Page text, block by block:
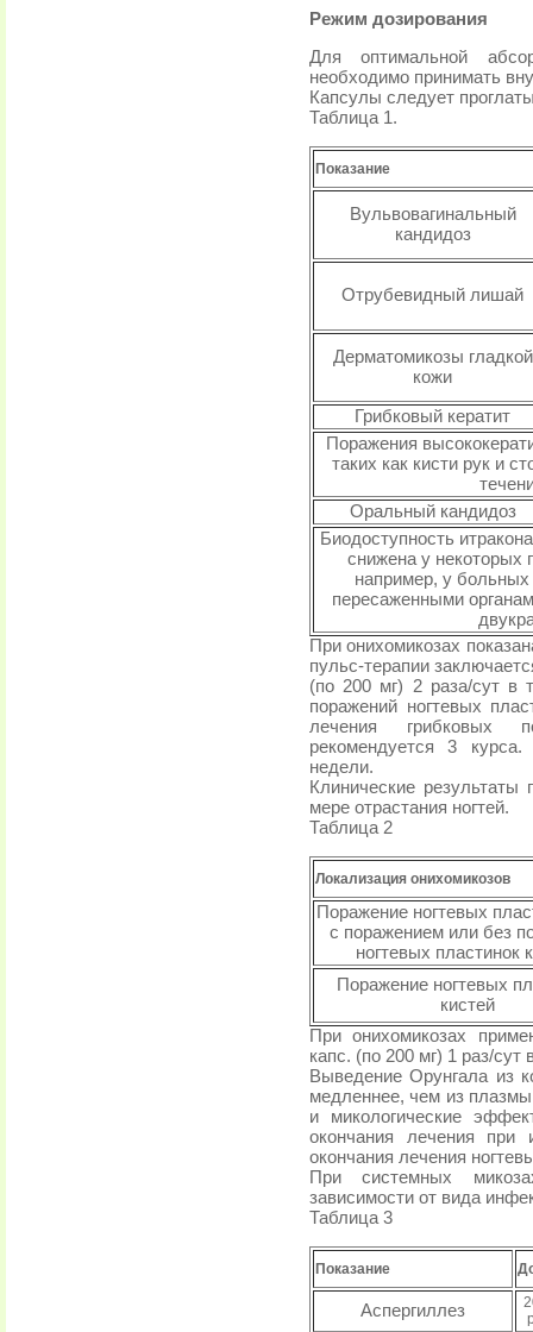
Режим дозирования
Для оптимальной
необходимо принимать
Капсулы следует
Таблица 1.
Показание
Вульвовагинальный
кандидоз
Отрубевидный лишай
Дерматомикозы гладкой
кожи
Грибковый кератит
Поражения
таких как кисти рук и
Оральный кандидоз
Биодоступность
снижена у некоторых
например, у
пересаженными
При онихомикозах
пульс-терапии
(по 200 мг) 2 раза/сут в
поражений ногтевых
лечения грибковых
рекомендуется 3
недели.
Клинические
мере отрастания ногтей.
Таблица 2
Локализация онихомикозов
Поражение ногтевых
с поражением или без
ногтевых пластинок
Поражение ногтевых
кистей
При онихомикозах
капс. (по 200 мг) 1 раз/сут
Выведение Орунгала из
медленнее, чем из
и микологические
окончания лечения
окончания лечения
При системных
зависимости от вида
Таблица 3
Показание
Аспергиллез